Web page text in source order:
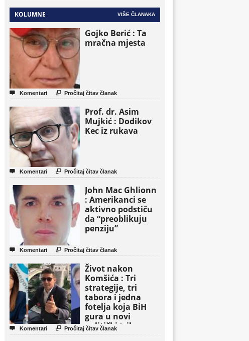
KOLUMNE VIŠE ČLANAKA
Gojko Berić : Ta
mračna mjesta
 Komentari  Pročitaj čitav članak
Prof. dr. Asim
Mujkić : Dodikov
Kec iz rukava
 Komentari  Pročitaj čitav članak
John Mac Ghlionn
: Amerikanci se
aktivno podstiču
da “preoblikuju
penziju”
 Komentari  Pročitaj čitav članak
Život nakon
Komšića : Tri
strategije, tri
tabora i jedna
fotelja koja BiH
gura u novi
politički triler
 Komentari  Pročitaj čitav članak